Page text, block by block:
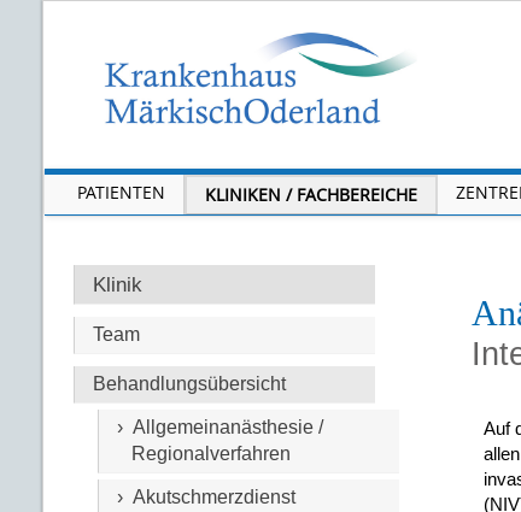
PATIENTEN KLINIKEN / FACHBEREICHE
Klinik
Team
Behandlungsübersicht
› Allgemeinanästhesie /
Regionalverfahren
› Akutschmerzdienst
Auf